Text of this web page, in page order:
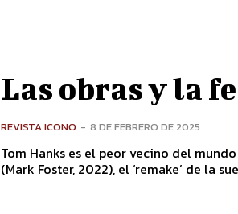
Las obras y la fe
REVISTA ICONO - 8 DE FEBRERO DE 2025
Tom Hanks es el peor vecino del
(Mark Foster, 2022), el ‘remake’ de la